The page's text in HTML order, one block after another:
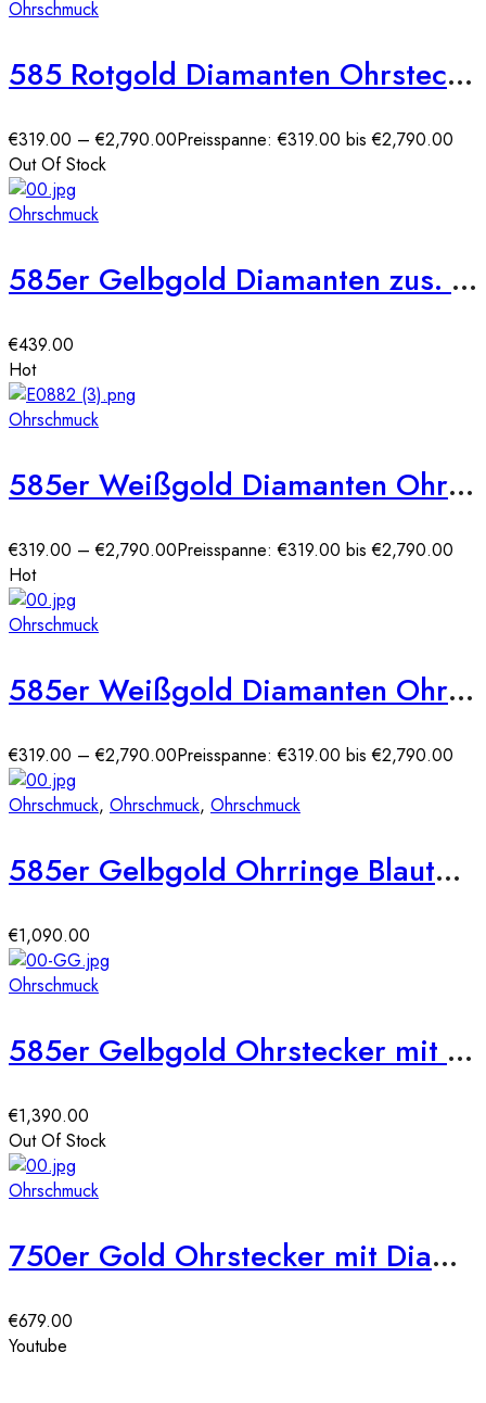
Ohrschmuck
585 Rotgold Diamanten Ohrstecker 6er Krappe
€319.00 –€2,790.00Preisspanne: €319.00 bis €2,790.00
Out Of Stock
Ohrschmuck
585er Gelbgold Diamanten zus. 0,17ct. Ohrstecker
€439.00
Hot
Ohrschmuck
585er Weißgold Diamanten Ohrstecker Spannfassung Solitaire
€319.00 –€2,790.00Preisspanne: €319.00 bis €2,790.00
Hot
Ohrschmuck
585er Weißgold Diamanten Ohrstecker 4er Krappe
€319.00 –€2,790.00Preisspanne: €319.00 bis €2,790.00
Ohrschmuck, Ohrschmuck, Ohrschmuck
585er Gelbgold Ohrringe Blautopas 6,16ct./24 Diam. 0,07ct.
€1,090.00
Ohrschmuck
585er Gelbgold Ohrstecker mit Diamanten zus. 0,50ct.
€1,390.00
Out Of Stock
Ohrschmuck
750er Gold Ohrstecker mit Diamanten zus. 0,21ct.
€679.00
Youtube